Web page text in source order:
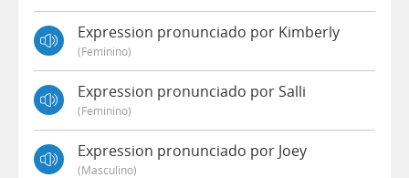
Expression pronunciado por Kimberly
(feminino)
Expression pronunciado por Salli
(feminino)
Expression pronunciado por Joey
(masculino)